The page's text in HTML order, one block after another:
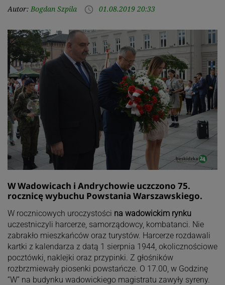
Autor: Bogdan Szpila access_time 01.08.2019 20:33
W Wadowicach i Andrychowie uczczono 75.
rocznicę wybuchu Powstania Warszawskiego.
W rocznicowych uroczystości na wadowickim rynku
uczestniczyli harcerze, samorządowcy, kombatanci. Nie
zabrakło mieszkańców oraz turystów. Harcerze rozdawali
kartki z kalendarza z datą 1 sierpnia 1944, okolicznościowe
pocztówki, naklejki oraz przypinki. Z głośników
rozbrzmiewały piosenki powstańcze. O 17.00, w Godzinę
“W” na budynku wadowickiego magistratu zawyły syreny.